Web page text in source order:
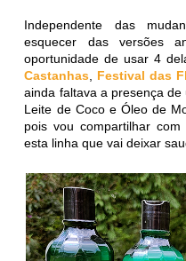
Independente das
esquecer das versões
oportunidade de usar 4
Castanhas
Festival das
ainda faltava a presença
Leite de Coco e Óleo de
pois vou compartilhar
esta linha que vai deixar